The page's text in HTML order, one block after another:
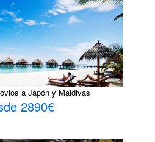
a Japón y Maldivas
2890€